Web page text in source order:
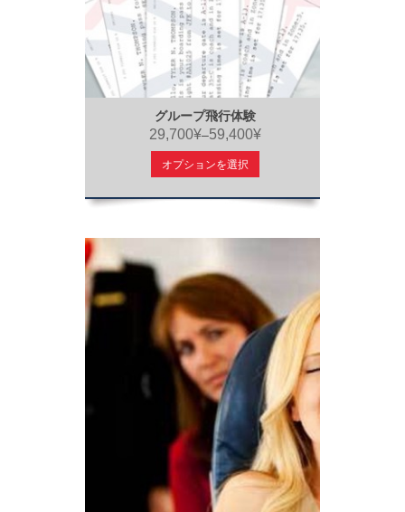
グループ飛行体験
29,700¥–59,400¥
オプションを選択